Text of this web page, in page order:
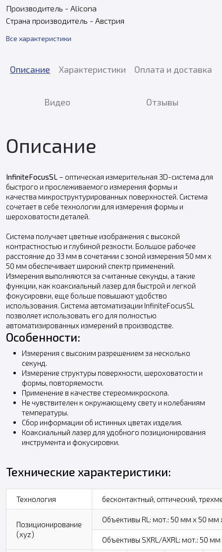
Производитель - Alicona
Страна производитель - Австрия
Все характеристики
Описание Характеристики Оплата и доставка
Видео Отзывы
Описание
InfiniteFocusSL – оптическая измерительная 3D-система для
быстрого и прослеживаемого измерения формы и
качества микроструктурированных поверхностей. Система
сочетает в себе технологии для измерения формы и
шероховатости деталей.
Система получает цветные изображения с высокой
контрастностью и глубиной резкости. Большое рабочее
расстояние до 33 мм в сочетании с зоной измерения 50 мм x
50 мм обеспечивает широкий спектр применений.
Измерения выполняются за считанные секунды, а такие
функции, как коаксиальный лазер для быстрой и легкой
фокусировки, еще больше повышают удобство
использования. Система автоматизации InfiniteFocusSL
позволяет использовать его для полностью
автоматизированных измерений в производстве.
Особенности:
Измерения с высоким разрешением за несколько
секунд.
Измерение структуры поверхности, шероховатости и
формы, повторяемости.
Применение в качестве стереомикроскопа.
Не чувствителен к окружающему свету и колебаниям
температуры.
Сбор информации об истинных цветах изделия.
Коаксиальный лазер для удобного позиционирования
инструмента и фокусировки.
Технические характеристики:
Технология бесконтактный, оптический,
Позиционирование
(xyz)
Объективы RL: мот.: 50 мм x 50
Объективы SXRL/AXRL: мот.: 50